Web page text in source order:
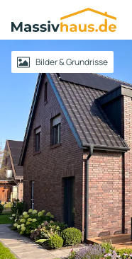
Massivhaus
Logo
AnmeldenBilder & Grundrisse